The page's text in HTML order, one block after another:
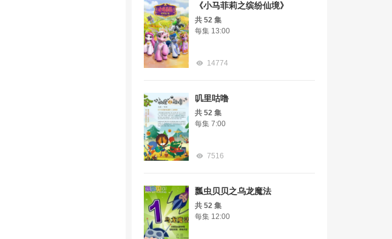
《小马菲莉之缤纷仙境》
共 52 集
每集 13:00
14774
叽里咕噜
共 52 集
每集 7:00
7516
瓢虫贝贝之乌龙魔法
共 52 集
每集 12:00